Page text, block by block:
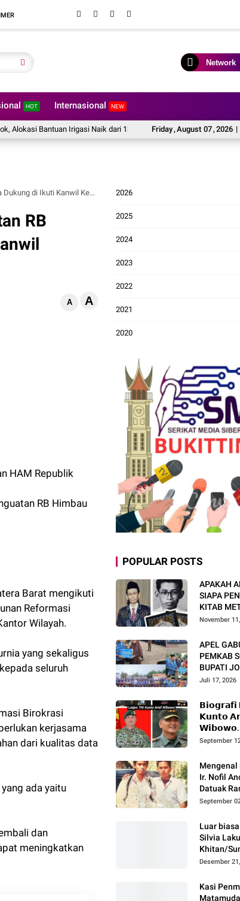
Network
HOT Internasional NEW
Friday,August 07,2026 |
Bantuan Irigasi Naik dari 13 Menjadi 74 Unit. Dua Lagu Karya
Kemenkumham Sumbar
RB
A A
HAM Republik
RB Himbau
Barat mengikuti
Reformasi
Wilayah.
yang sekaligus
seluruh
Birokrasi
kerjasama
dari kualitas data
ada yaitu
dan
meningkatkan
2026
2025
2024
2023
2022
2021
2020
POPULAR POSTS
APAKAH
SIAPA
KITAB
INI
November
APEL
PEMKAB
BUPATI
PANDU
DAN
Juli 17, 2026
𝗕𝗶𝗼𝗴𝗿𝗮𝗳𝗶
𝗞𝘂𝗻𝘁𝗼
𝗪𝗶𝗯𝗼𝘄𝗼.
September
Mengenal
Ir. Nofil
Datuak
Batuah
September
Luar
Silvia
Khitan/
Anak
Desember
Kasi